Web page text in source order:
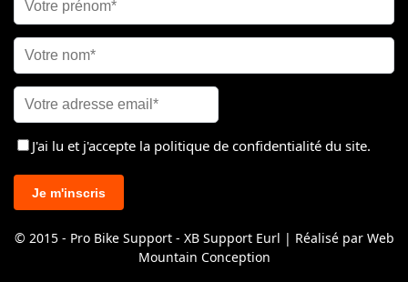
J'ai lu et j'accepte la politique de confidentialité du site.
© 2015 - Pro Bike Support - XB Support Eurl | Réalisé par Web
Mountain Conception